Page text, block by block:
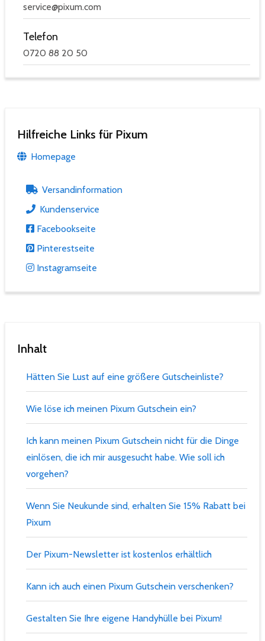
service@pixum.com
Telefon
0720 88 20 50
Hilfreiche Links für Pixum
Homepage
Versandinformation
Kundenservice
Facebookseite
Pinterestseite
Instagramseite
Inhalt
Hätten Sie Lust auf eine größere Gutscheinliste?
Wie löse ich meinen Pixum Gutschein ein?
Ich kann meinen Pixum Gutschein nicht für die Dinge
einlösen, die ich mir ausgesucht habe. Wie soll ich
vorgehen?
Wenn Sie Neukunde sind, erhalten Sie 15% Rabatt bei
Pixum
Der Pixum-Newsletter ist kostenlos erhältlich
Kann ich auch einen Pixum Gutschein verschenken?
Gestalten Sie Ihre eigene Handyhülle bei Pixum!